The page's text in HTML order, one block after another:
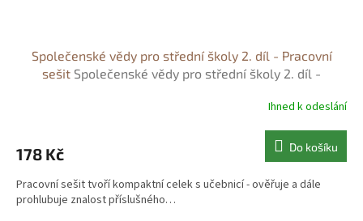
Společenské vědy pro střední školy 2. díl - Pracovní
sešit Společenské vědy pro střední školy 2. díl -
Ihned k odeslání
178 Kč Do košíku
Pracovní sešit tvoří kompaktní celek s učebnicí - ověřuje a dále
prohlubuje znalost příslušného…